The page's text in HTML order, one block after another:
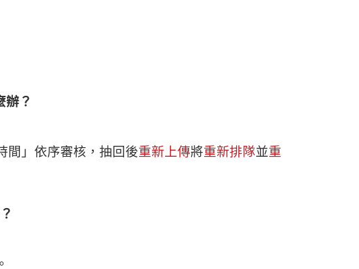
辦？
間」依序審核，抽回後重新上傳將重新排隊並重